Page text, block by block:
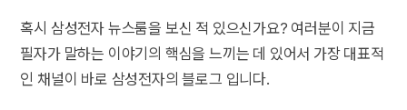
혹시 삼성전자 뉴스룸을 보신 적 있으신가요? 여러분이 지금
필자가 말하는 이야기의 핵심을 느끼는 데 있어서 가장 대표적
인 채널이 바로 삼성전자의 블로그 입니다.